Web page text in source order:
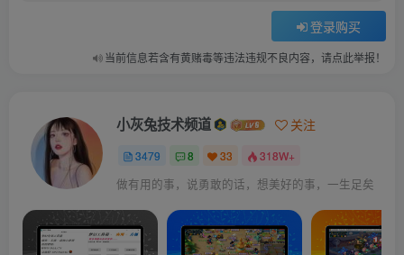
登录购买
当前信息若含有黄赌毒等违法违规不良内容，请点此举报！
小灰兔技术频道 关注
3479 8 33 318W+
做有用的事，说勇敢的话，想美好的事，一生足矣